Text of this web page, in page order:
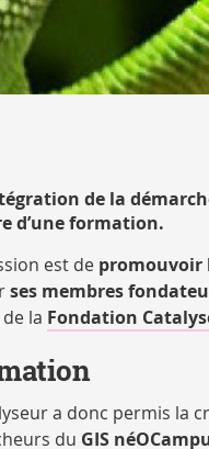
de la
d’une formation.
est de promouvoir
ses membres
la Fondation
a donc permis la
du GIS